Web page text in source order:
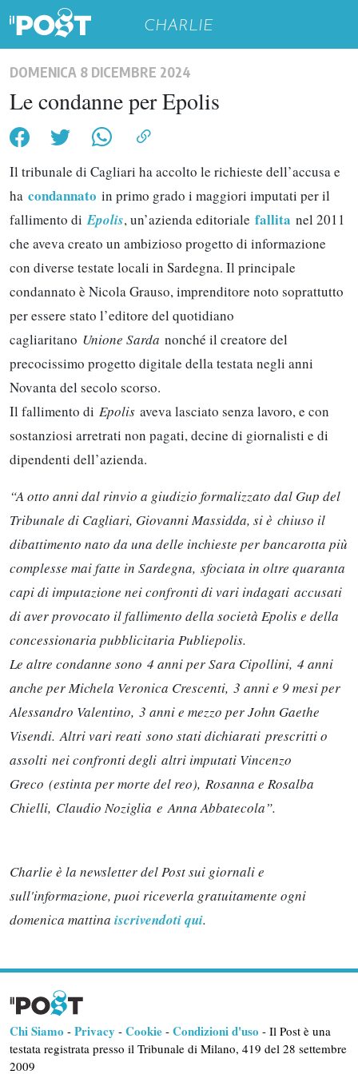
CHARLIE
DOMENICA 8 DICEMBRE 2024
Le condanne per Epolis
Il tribunale di Cagliari ha accolto le richieste dell’accusa e
ha condannato in primo grado i maggiori imputati per il
fallimento diEpolis, un’azienda editoriale fallita nel 2011
che aveva creato un ambizioso progetto di informazione
con diverse testate locali in Sardegna. Il principale
condannato è Nicola Grauso, imprenditore noto soprattutto
per essere stato l’editore del quotidiano
cagliaritano Unione Sarda nonché il creatore del
precocissimo progetto digitale della testata negli anni
Novanta del secolo scorso.
Il fallimento di Epolis aveva lasciato senza lavoro, e con
sostanziosi arretrati non pagati, decine di giornalisti e di
dipendenti dell’azienda.
“A otto anni dal rinvio a giudizio formalizzato dal Gup del
Tribunale di Cagliari, Giovanni Massidda, si è chiuso il
dibattimento nato da una delle inchieste per bancarotta più
complesse mai fatte in Sardegna, sfociata in oltre quaranta
capi di imputazione nei confronti di vari indagati accusati
di aver provocato il fallimento della società Epolis e della
concessionaria pubblicitaria Publiepolis.
Le altre condanne sono 4 anni per Sara Cipollini, 4 anni
anche per Michela Veronica Crescenti, 3 anni e 9 mesi per
Alessandro Valentino, 3 anni e mezzo per John Gaethe
Visendi. Altri vari reati sono stati dichiarati prescritti o
assolti nei confronti degli altri imputati Vincenzo
Greco (estinta per morte del reo), Rosanna e Rosalba
Chielli, Claudio Noziglia e Anna Abbatecola”.
Charlie è la newsletter del Post sui giornali e
sull'informazione, puoi riceverla gratuitamente ogni
domenica mattina iscrivendoti qui.
Chi Siamo - Privacy - Cookie - Condizioni d'uso - Il Post è una
testata registrata presso il Tribunale di Milano, 419 del 28 settembre
2009